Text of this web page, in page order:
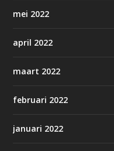
mei 2022
april 2022
maart 2022
februari 2022
januari 2022